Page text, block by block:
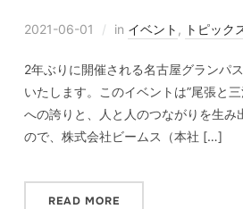
2021-06-01 in イベント , トピック
2年ぶりに開催される名古屋グランパ
いたします。このイベントは”尾張と
への誇りと、人と人のつながりを生み
ので、株式会社ビームス（本社 […]
READ MORE